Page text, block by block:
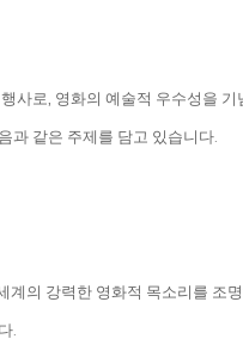
로, 영화의 예술적 우수성을 기
과 같은 주제를 담고 있습니다.
의 강력한 영화적 목소리를 조
.